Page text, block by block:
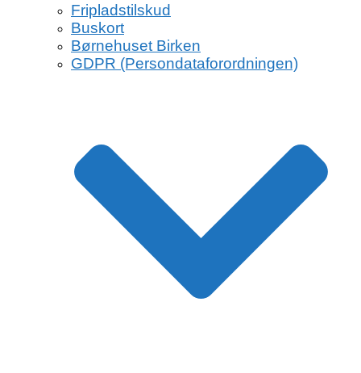
Fripladstilskud
Buskort
Børnehuset Birken
GDPR (Persondataforordningen)